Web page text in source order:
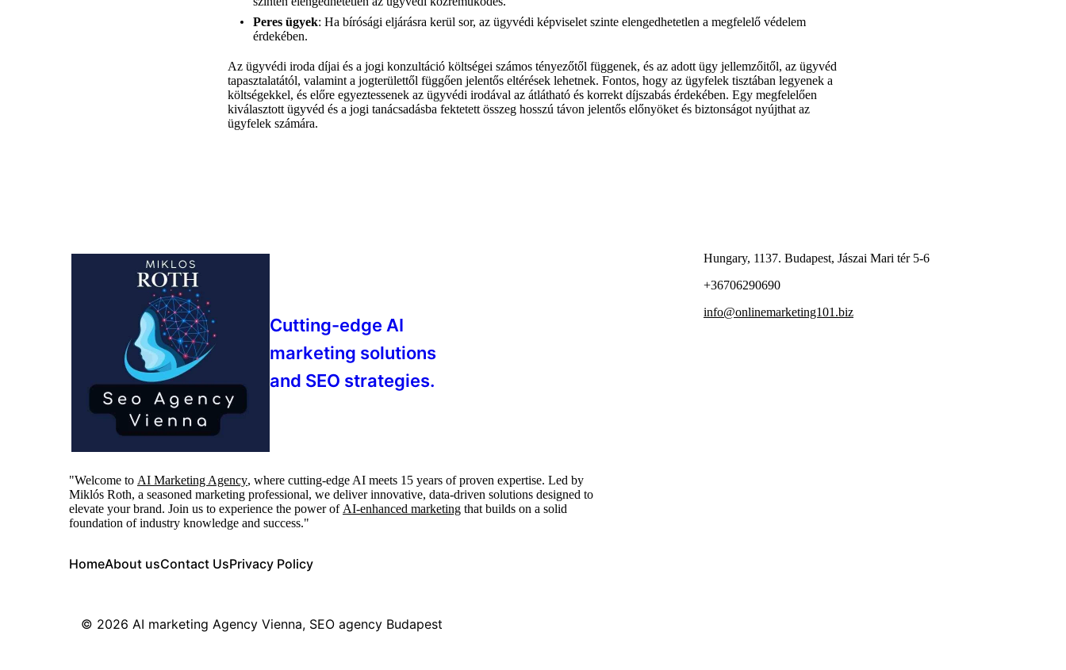
Peres ügyek: Ha bírósági eljárásra kerül sor, az ügyvédi képviselet szinte elengedhetetlen a megfelelő védelem
érdekében.
Az ügyvédi iroda díjai és a jogi konzultáció költségei számos tényezőtől függenek, és az adott ügy jellemzőitől, az ügyvéd
tapasztalatától, valamint a jogterülettől függően jelentős eltérések lehetnek. Fontos, hogy az ügyfelek tisztában legyenek a
költségekkel, és előre egyeztessenek az ügyvédi irodával az átlátható és korrekt díjszabás érdekében. Egy megfelelően
kiválasztott ügyvéd és a jogi tanácsadásba fektetett összeg hosszú távon jelentős előnyöket és biztonságot nyújthat az
ügyfelek számára.
Cutting-edge AI
marketing solutions
and SEO strategies.
"Welcome to AI Marketing Agency, where cutting-edge AI meets 15 years of proven expertise. Led by
Miklós Roth, a seasoned marketing professional, we deliver innovative, data-driven solutions designed to
elevate your brand. Join us to experience the power of AI-enhanced marketing that builds on a solid
foundation of industry knowledge and success."
HomeAbout usContact UsPrivacy Policy
Hungary, 1137. Budapest, Jászai Mari tér 5-6
+36706290690
info@onlinemarketing101.biz
© 2026 AI marketing Agency Vienna, SEO agency Budapest